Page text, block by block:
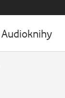
Audioknihy